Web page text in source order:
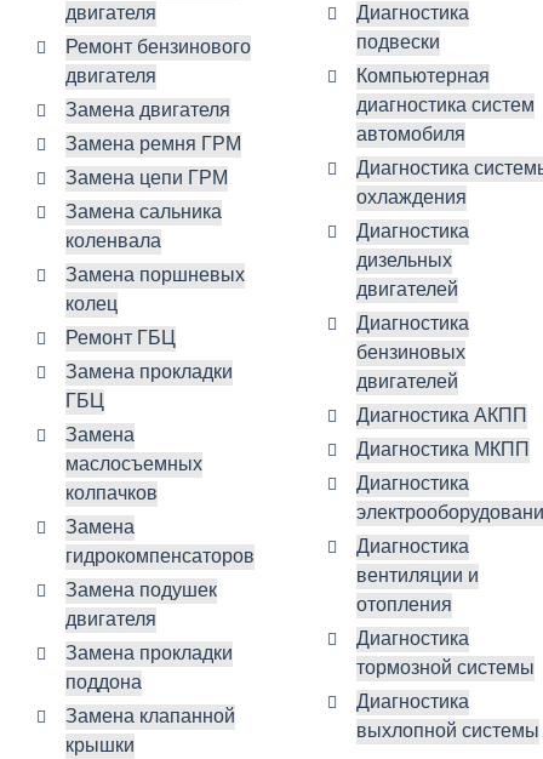
двигателя
Ремонт бензинового
двигателя
Замена двигателя
Замена ремня ГРМ
Замена цепи ГРМ
Замена сальника
коленвала
Замена поршневых
колец
Ремонт ГБЦ
Замена прокладки
ГБЦ
Замена
маслосъемных
колпачков
Замена
гидрокомпенсаторов
Замена подушек
двигателя
Замена прокладки
поддона
Замена клапанной
крышки
Диагностика
подвески
Компьютерная
диагностика систем
автомобиля
Диагностика
охлаждения
Диагностика
дизельных
двигателей
Диагностика
бензиновых
двигателей
Диагностика АКПП
Диагностика МКПП
Диагностика
Диагностика
вентиляции и
отопления
Диагностика
тормозной системы
Диагностика
выхлопной системы